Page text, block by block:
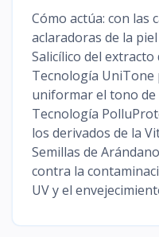
Cómo actúa: con las
aclaradoras de la
Salicílico del extracto
Tecnología
uniformar el tono de
Tecnología
los derivados de la
Semillas de
contra la
UV y el